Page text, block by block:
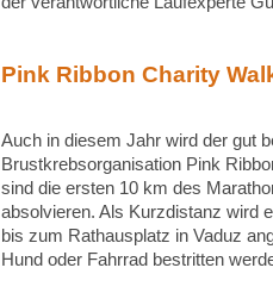
Pink Ribbon Charity
Auch in diesem Jahr wird der gut
Brustkrebsorganisation Pink
sind die ersten 10 km des
absolvieren. Als Kurzdistanz wird
bis zum Rathausplatz in Vaduz
Hund oder Fahrrad bestritten